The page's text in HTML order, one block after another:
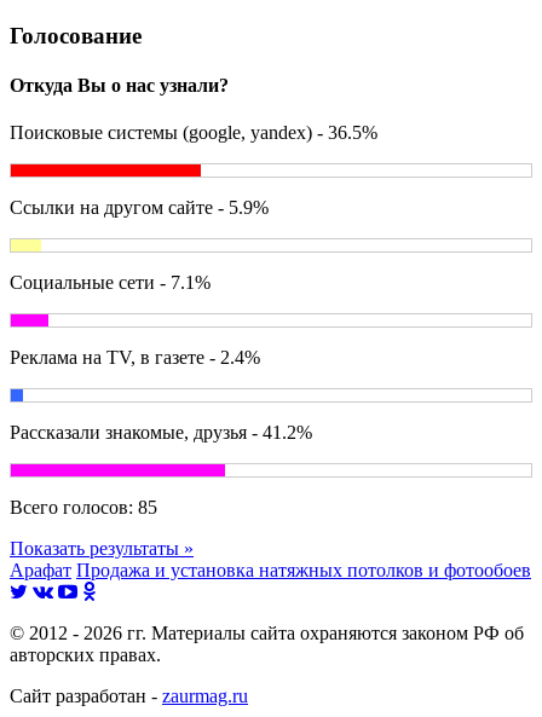
Голосование
Откуда Вы о нас узнали?
Поисковые системы (google, yandex) - 36.5%
Ссылки на другом сайте - 5.9%
Социальные сети - 7.1%
Реклама на TV, в газете - 2.4%
Рассказали знакомые, друзья - 41.2%
Всего голосов: 85
Показать результаты »
Арафат Продажа и установка натяжных потолков и фотообоев
© 2012 - 2026 гг. Материалы сайта охраняются законом РФ об
авторских правах.
Сайт разработан - zaurmag.ru